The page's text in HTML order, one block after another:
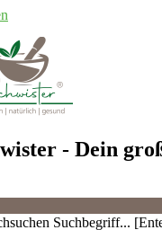
- Dein
Suchbegriff...